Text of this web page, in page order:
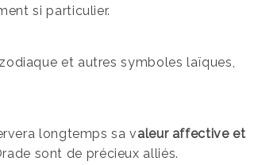
si particulier.
et autres symboles laïques,
longtemps sa valeur affective et
sont de précieux alliés.